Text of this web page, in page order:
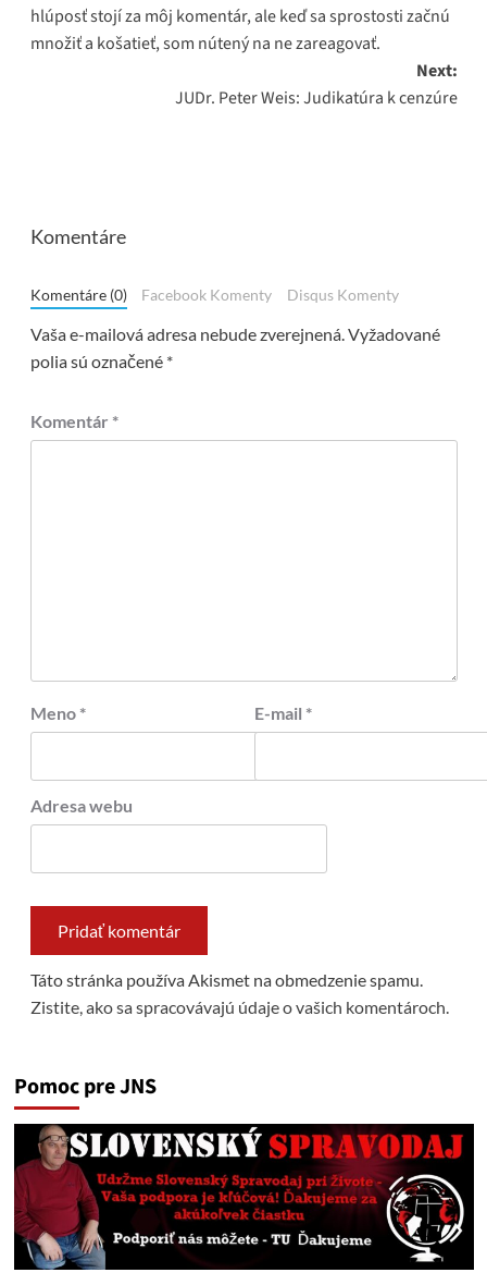
hlúposť stojí za môj komentár, ale keď sa sprostosti začnú
množiť a košatieť, som nútený na ne zareagovať.
Next:
JUDr. Peter Weis: Judikatúra k cenzúre
Komentáre
Komentáre (0) Facebook Komenty Disqus Komenty
Vaša e-mailová adresa nebude zverejnená.Vyžadované
polia sú označené *
Komentár *
Meno * E-mail *
Adresa webu
Táto stránka používa Akismet na obmedzenie spamu.
Zistite, ako sa spracovávajú údaje o vašich komentároch.
Pomoc pre JNS